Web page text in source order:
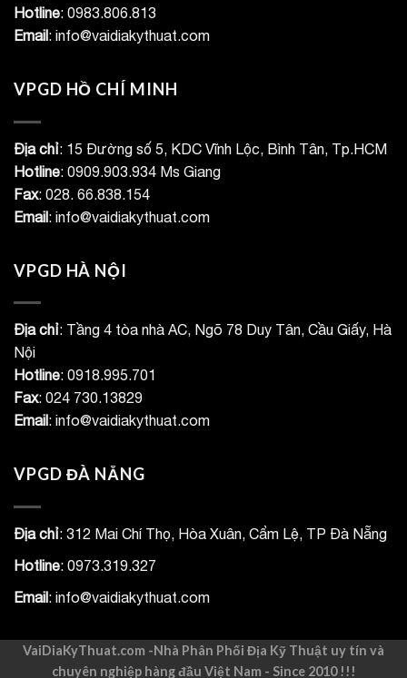
Hotline: 0983.806.813
Email: info@vaidiakythuat.com
VPGD HỒ CHÍ MINH
Địa chỉ: 15 Đường số 5, KDC Vĩnh Lộc, Bình Tân, Tp.HCM
Hotline: 0909.903.934 Ms Giang
Fax: 028. 66.838.154
Email: info@vaidiakythuat.com
VPGD HÀ NỘI
Địa chỉ: Tầng 4 tòa nhà AC, Ngõ 78 Duy Tân, Cầu Giấy, Hà
Nội
Hotline: 0918.995.701
Fax: 024 730.13829
Email: info@vaidiakythuat.com
VPGD ĐÀ NẴNG
Địa chỉ: 312 Mai Chí Thọ, Hòa Xuân, Cẩm Lệ, TP Đà Nẵng
Hotline: 0973.319.327
Email: info@vaidiakythuat.com
VaiDiaKyThuat.com -Nhà Phân Phối Địa Kỹ Thuật uy tín và
chuyên nghiệp hàng đầu Việt Nam - Since 2010 !!!